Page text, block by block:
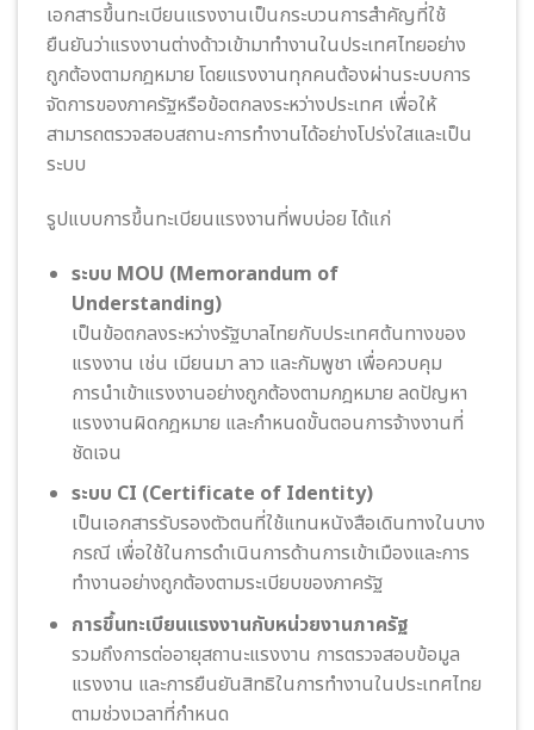
เอกสารขึ้นทะเบียนแรงงานเป็นกระบวนการสำคัญที่ใช้
ยืนยันว่าแรงงานต่างด้าวเข้ามาทำงานในประเทศไทยอย่าง
ถูกต้องตามกฎหมาย โดยแรงงานทุกคนต้องผ่านระบบการ
จัดการของภาครัฐหรือข้อตกลงระหว่างประเทศ เพื่อให้
สามารถตรวจสอบสถานะการทำงานได้อย่างโปร่งใสและเป็น
ระบบ
รูปแบบการขึ้นทะเบียนแรงงานที่พบบ่อย ได้แก่
ระบบ MOU (Memorandum of
Understanding)
เป็นข้อตกลงระหว่างรัฐบาลไทยกับประเทศต้นทางของ
แรงงาน เช่น เมียนมา ลาว และกัมพูชา เพื่อควบคุม
การนำเข้าแรงงานอย่างถูกต้องตามกฎหมาย ลดปัญหา
แรงงานผิดกฎหมาย และกำหนดขั้นตอนการจ้างงานที่
ชัดเจน
ระบบ CI (Certificate of Identity)
เป็นเอกสารรับรองตัวตนที่ใช้แทนหนังสือเดินทางในบาง
กรณี เพื่อใช้ในการดำเนินการด้านการเข้าเมืองและการ
ทำงานอย่างถูกต้องตามระเบียบของภาครัฐ
การขึ้นทะเบียนแรงงานกับหน่วยงานภาครัฐ
รวมถึงการต่ออายุสถานะแรงงาน การตรวจสอบข้อมูล
แรงงาน และการยืนยันสิทธิในการทำงานในประเทศไทย
ตามช่วงเวลาที่กำหนด